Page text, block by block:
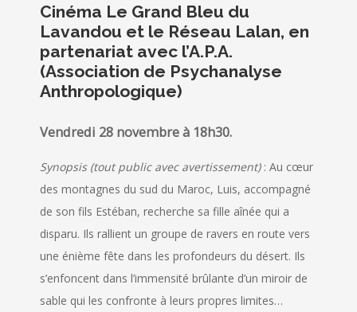
Cinéma Le Grand Bleu du
Lavandou et le Réseau Lalan, en
partenariat avec l’A.P.A.
(Association de Psychanalyse
Anthropologique)
Vendredi 28 novembre à 18h30.
Synopsis (tout public avec avertissement) : Au cœur
des montagnes du sud du Maroc, Luis, accompagné
de son fils Estéban, recherche sa fille aînée qui a
disparu. Ils rallient un groupe de ravers en route vers
une énième fête dans les profondeurs du désert. Ils
s’enfoncent dans l’immensité brûlante d’un miroir de
sable qui les confronte à leurs propres limites…